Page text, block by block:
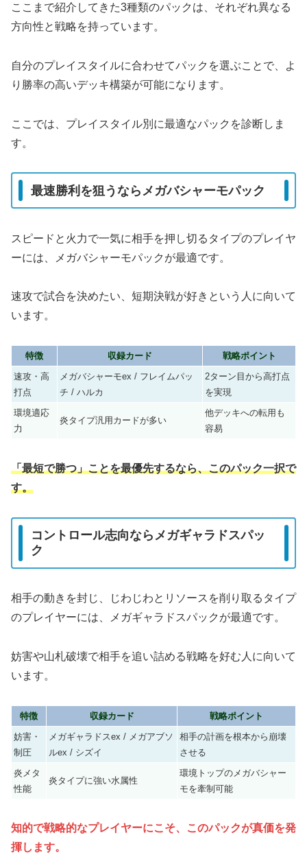
ここまで紹介してきた3種類のパックは、それぞれ異なる
方向性と戦略を持っています。
自分のプレイスタイルに合わせてパックを選ぶことで、よ
り勝率の高いデッキ構築が可能になります。
ここでは、プレイスタイル別に最適なパックを診断しま
す。
最速勝利を狙うならメガバシャーモパック
スピードと火力で一気に相手を押し切るタイプのプレイヤ
ーには、メガバシャーモパックが最適です。
速攻で試合を決めたい、短期決戦が好きという人に向いて
います。
特徴 収録カード
戦略ポイント
速攻・高
打点
メガバシャーモex / フレイムパッ
チ / ハルカ
2ターン目から高打点
を実現
環境適応
力
炎タイプ汎用カードが多い
他デッキへの転用も
容易
「最短で勝つ」ことを最優先するなら、このパック一択で
す。
コントロール志向ならメガギャラドスパッ
ク
相手の動きを封じ、じわじわとリソースを削り取るタイプ
のプレイヤーには、メガギャラドスパックが最適です。
妨害や山札破壊で相手を追い詰める戦略を好む人に向いて
います。
特徴 収録カード
戦略ポイント
妨害・
制圧
メガギャラドスex / メガアブソ
ルex / シズイ
相手の計画を根本から崩壊
させる
炎メタ
性能
炎タイプに強い水属性
環境トップのメガバシャー
モを牽制可能
知的で戦略的なプレイヤーにこそ、このパックが真価を発
揮します。